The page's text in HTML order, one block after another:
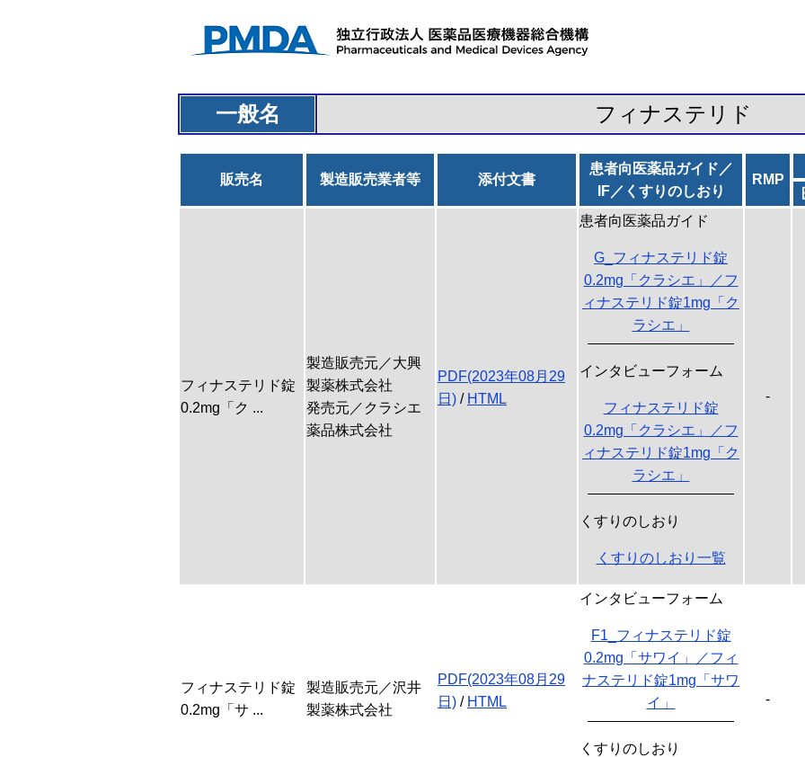
一般名 フィナステリド
販売名 製造販売業者等 添付文書
患者向医薬品ガイド／
IF／くすりのしおり
RMP
フィナステリド錠
0.2mg「ク ...
製造販売元／大興
製薬株式会社
発売元／クラシエ
薬品株式会社
PDF(2023年08月29
日) / HTML
患者向医薬品ガイド
G_フィナステリド錠
0.2mg「クラシエ」／フ
ィナステリド錠1mg「ク
ラシエ」
インタビューフォーム
フィナステリド錠
0.2mg「クラシエ」／フ
ィナステリド錠1mg「ク
ラシエ」
くすりのしおり
くすりのしおり一覧
-
フィナステリド錠
0.2mg「サ ...
製造販売元／沢井
製薬株式会社
PDF(2023年08月29
日) / HTML
インタビューフォーム
F1_フィナステリド錠
0.2mg「サワイ」／フィ
ナステリド錠1mg「サワ
イ」
くすりのしおり
-